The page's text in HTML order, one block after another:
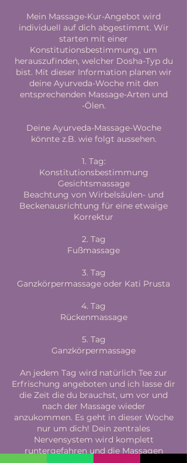
Mein Massage-Kur-Angebot wird
individuell auf dich abgestimmt. Wir
starten mit einer
Konstitutionsbestimmung, um
herauszufinden, welcher Dosha-Typ du
bist. Mit dieser Information planen wir
deine Ayurveda-Woche mit den
entsprechenden Massage-Arten und
-Ölen.
Deine Ayurveda-Massage-Woche
könnte z.B. wie folgt aussehen.
1. Tag:
Konstitutionsbestimmung
Gesichtsmassage
Beachtung von Wirbelsäulen- und
Beckenausrichtung für eine etwaige
Korrektur
2. Tag
Fußmassage
3. Tag
Ganzkörpermassage oder Kati Prusta
4. Tag
Rückenmassage
5. Tag
Ganzkörpermassage
An jedem Tag wird natürlich Tee zur
Erfrischung angeboten und ich lasse dir
die Zeit die du brauchst, um vor und
nach der Massage wieder
anzukommen. Es geht in dieser Woche
nur um dich! Dein zentrales
Nervensystem wird komplett
runtergefahren und die Massagen